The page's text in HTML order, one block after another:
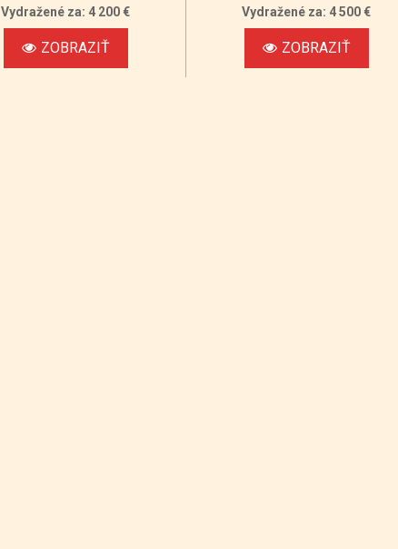
Vydražené za: 4 200 €
ZOBRAZIŤ
Vydražené za: 4 500 €
ZOBRAZIŤ